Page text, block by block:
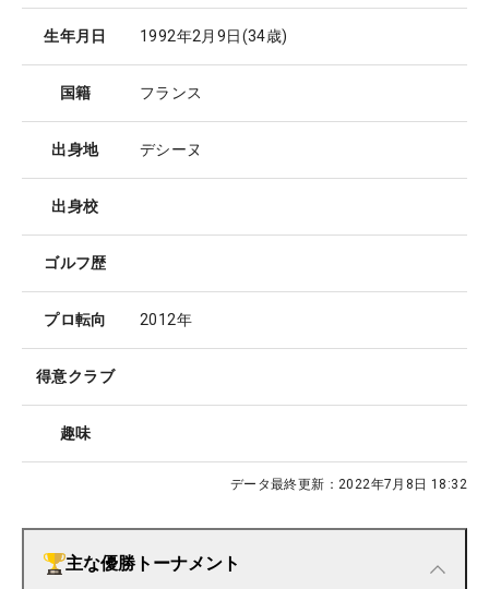
生年月日 1992年2月9日(34歳)
国籍 フランス
出身地 デシーヌ
出身校
ゴルフ歴
プロ転向 2012年
得意クラブ
趣味
データ最終更新： 2022年7月8日 18:32
主な優勝トーナメント